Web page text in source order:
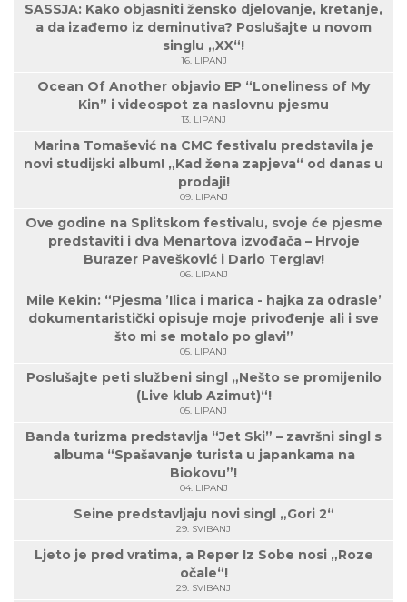
SASSJA: Kako objasniti žensko djelovanje, kretanje,
a da izađemo iz deminutiva? Poslušajte u novom
singlu „XX“!
16. LIPANJ
Ocean Of Another objavio EP “Loneliness of My
Kin” i videospot za naslovnu pjesmu
13. LIPANJ
Marina Tomašević na CMC festivalu predstavila je
novi studijski album! „Kad žena zapjeva“ od danas u
prodaji!
09. LIPANJ
Ove godine na Splitskom festivalu, svoje će pjesme
predstaviti i dva Menartova izvođača – Hrvoje
Burazer Pavešković i Dario Terglav!
06. LIPANJ
Mile Kekin: “Pjesma ’Ilica i marica - hajka za odrasle’
dokumentaristički opisuje moje privođenje ali i sve
što mi se motalo po glavi”
05. LIPANJ
Poslušajte peti službeni singl „Nešto se promijenilo
(Live klub Azimut)“!
05. LIPANJ
Banda turizma predstavlja “Jet Ski” – završni singl s
albuma “Spašavanje turista u japankama na
Biokovu”!
04. LIPANJ
Seine predstavljaju novi singl „Gori 2“
29. SVIBANJ
Ljeto je pred vratima, a Reper Iz Sobe nosi „Roze
očale“!
29. SVIBANJ